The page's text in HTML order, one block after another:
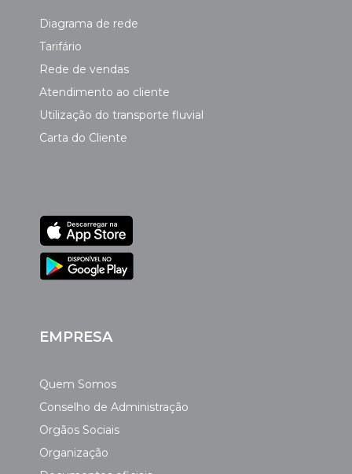
Diagrama de rede
Tarifário
Rede de vendas
Atendimento ao cliente
Utilização do transporte fluvial
Carta do Cliente
EMPRESA
Quem Somos
Conselho de Administração
Orgãos Sociais
Organização